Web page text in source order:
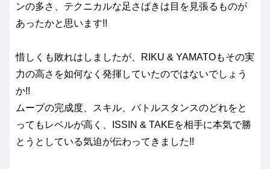
ンの多さ、テクニカルな足さばきは目を見張るものが
あったかと思います!!
惜しくも敗れはしましたが、RIKU & YAMATOもその実
力の高さを如何なく発揮していたのではないでしょう
か!!
ムーブの完成度、スキル、バトルスタンスのどれをと
ってもレベルが高く、ISSIN & TAKEを相手に本気で勝
とうとしている気迫が伝わってきました!!